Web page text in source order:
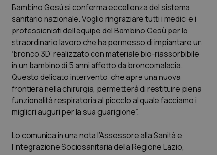
Studi e Analisi
Lettere al direttore
Edizioni Regionali
QS Pro
Abruzzo
QS Pro Gold
Bambino Gesù si conferma eccellenza del sistema
sanitario nazionale. Voglio ringraziare tutti i medici e i
professionisti dell’equipe del Bambino Gesù per lo
straordinario lavoro che ha permesso di impiantare un
‘bronco 3D’ realizzato con materiale bio-riassorbibile
in un bambino di 5 anni affetto da broncomalacia.
Questo delicato intervento, che apre una nuova
frontiera nella chirurgia, permetterà di restituire piena
funzionalità respiratoria al piccolo al quale facciamo i
migliori auguri per la sua guarigione”.
Lo comunica in una nota l’Assessore alla Sanità e
l’Integrazione Sociosanitaria della Regione Lazio,